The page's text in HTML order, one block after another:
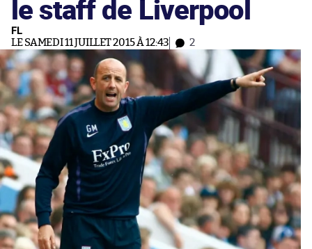
le staff de Liverpool
FL
LE SAMEDI 11 JUILLET 2015 À 12:43 2